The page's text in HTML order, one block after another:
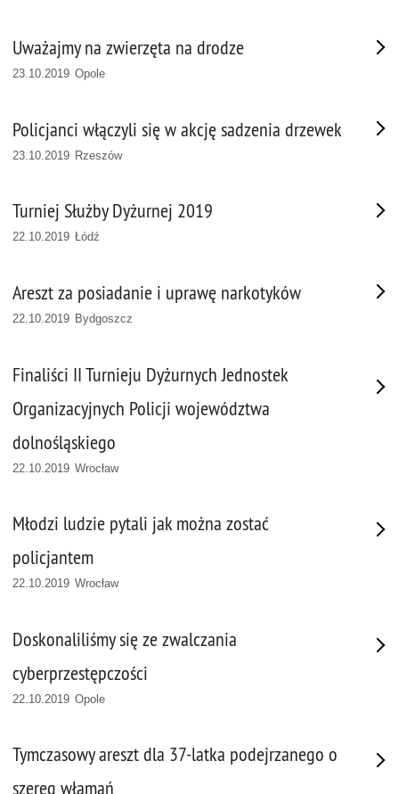
Uważajmy na zwierzęta na drodze
23.10.2019 Opole
Policjanci włączyli się w akcję sadzenia drzewek
23.10.2019 Rzeszów
Turniej Służby Dyżurnej 2019
22.10.2019 Łódź
Areszt za posiadanie i uprawę narkotyków
22.10.2019 Bydgoszcz
Finaliści II Turnieju Dyżurnych Jednostek
Organizacyjnych Policji województwa
dolnośląskiego
22.10.2019 Wrocław
Młodzi ludzie pytali jak można zostać
policjantem
22.10.2019 Wrocław
Doskonaliliśmy się ze zwalczania
cyberprzestępczości
22.10.2019 Opole
Tymczasowy areszt dla 37-latka podejrzanego o
szereg włamań